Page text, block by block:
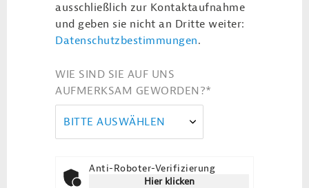
ausschließlich zur Kontaktaufnahme
und geben sie nicht an Dritte weiter:
Datenschutzbestimmungen.
WIE SIND SIE AUF UNS
AUFMERKSAM GEWORDEN?*
BITTE AUSWÄHLEN
Anti-Roboter-Verifizierung
Hier klicken